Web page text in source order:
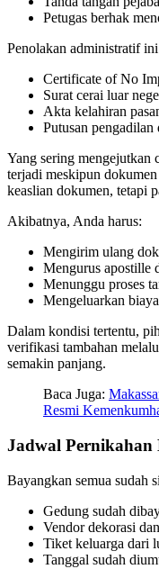
Petugas berhak
Penolakan administratif
Certificate of No
Surat cerai luar
Akta kelahiran
Putusan pengadilan
Yang sering mengejutkan
terjadi meskipun
keaslian dokumen, tetapi
Akibatnya, Anda harus:
Mengirim ulang
Mengurus apostille
Menunggu proses
Mengeluarkan
Dalam kondisi tertentu,
verifikasi tambahan
semakin panjang.
Baca Juga:
Resmi
Jadwal Pernikahan
Bayangkan semua sudah
Gedung sudah
Vendor dekorasi
Tiket keluarga dari
Tanggal sudah